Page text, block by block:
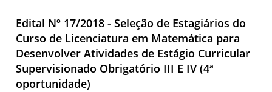
Edital Nº 17/2018 - Seleção de Estagiários do
Curso de Licenciatura em Matemática para
Desenvolver Atividades de Estágio Curricular
Supervisionado Obrigatório III E IV (4ª
oportunidade)